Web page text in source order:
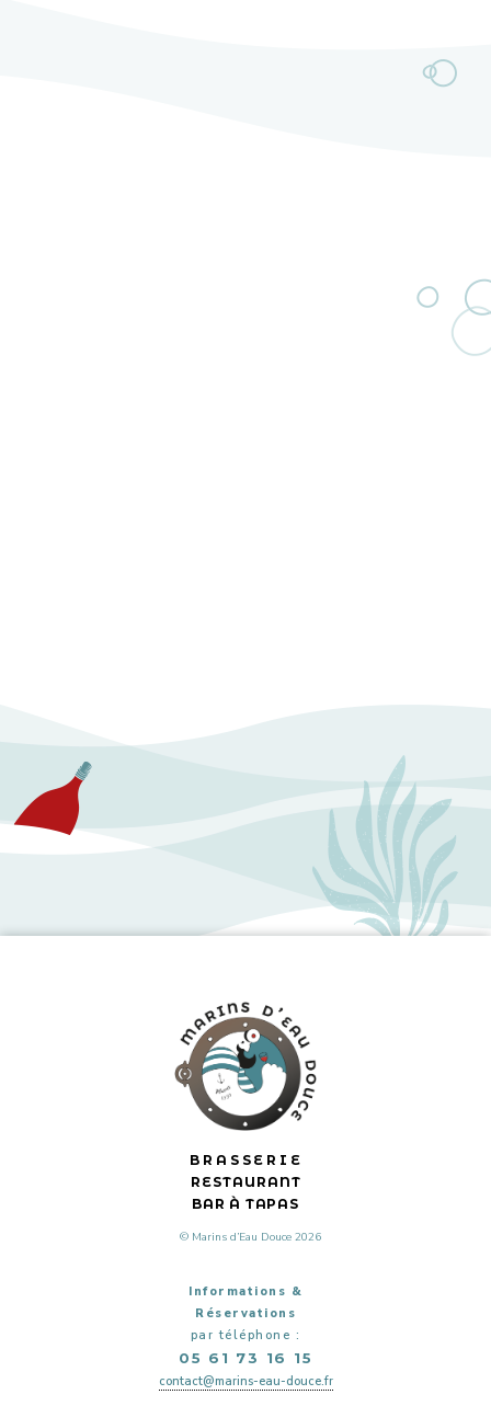
BRASSERIE
RESTAURANT
BAR À TAPAS
© Marins d’Eau Douce 2026
Informations &
Réservations
par téléphone :
05 61 73 16 15
contact@marins-eau-douce.fr